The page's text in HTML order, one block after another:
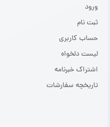
ورود
ثبت نام
حساب کاربری
لیست دلخواه
اشتراک خبرنامه
تاریخچه سفارشات